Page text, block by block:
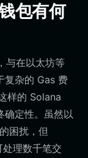
包有何
与在以太坊等
复杂的 Gas 费
样的 Solana
确定性。虽然以
困扰，但
理数千笔交